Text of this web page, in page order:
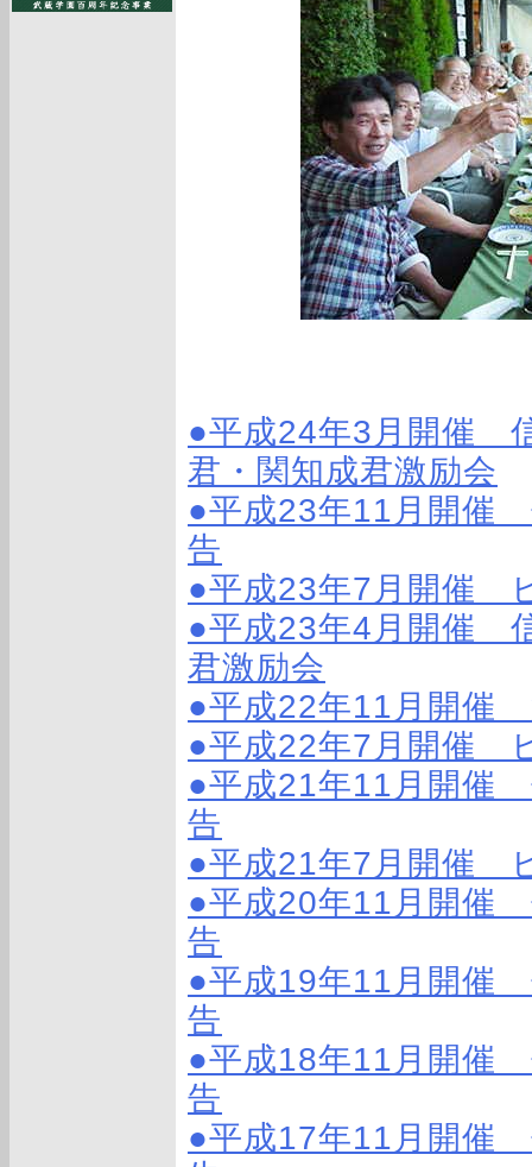
●平成24年3月開催
君・関知成君激励会
●平成23年11月開催
告
●平成23年7月開催
●平成23年4月開催
君激励会
●平成22年11月開催
●平成22年7月開催
●平成21年11月開催
告
●平成21年7月開催
●平成20年11月開催
告
●平成19年11月開催
告
●平成18年11月開催
告
●平成17年11月開催